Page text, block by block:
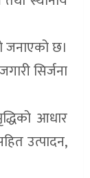
जनाएको छ।
सिर्जना
आधार
उत्पादन,